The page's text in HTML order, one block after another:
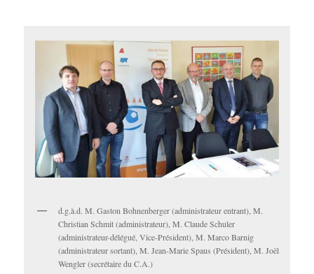
d.g.à.d. M. Gaston Bohnenberger (administrateur entrant), M.
Christian Schmit (administrateur), M. Claude Schuler
(administrateur-délégué, Vice-Président), M. Marco Barnig
(administrateur sortant), M. Jean-Marie Spaus (Président), M. Joël
Wengler (secrétaire du C.A.)